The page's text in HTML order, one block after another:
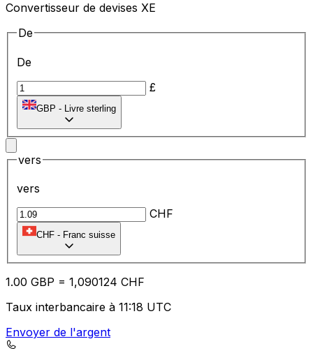
Convertisseur de devises XE
De
De
£
GBP - Livre sterling
vers
vers
CHF
CHF - Franc suisse
1.00 GBP = 1,090124 CHF
Taux interbancaire à 11:18 UTC
Envoyer de l'argent